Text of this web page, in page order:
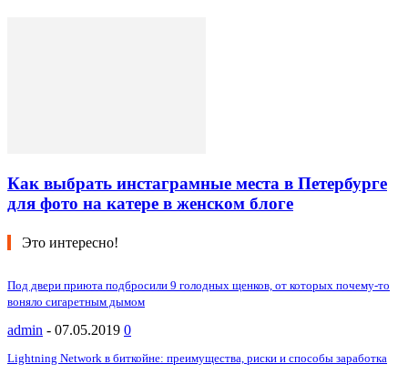
Как выбрать инстаграмные места в Петербурге
для фото на катере в женском блоге
Это интересно!
Под двери приюта подбросили 9 голодных щенков, от которых почему-то
воняло сигаретным дымом
admin - 07.05.2019 0
Lightning Network в биткойне: преимущества, риски и способы заработка